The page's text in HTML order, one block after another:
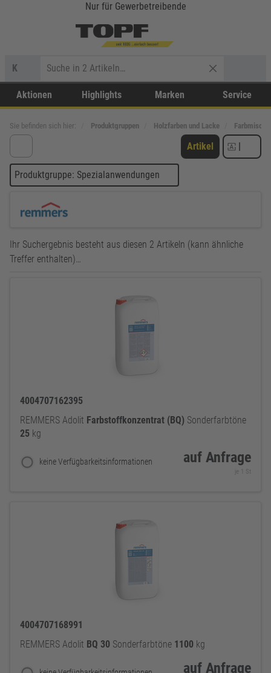
Nur für Gewerbetreibende
K
Aktionen Highlights Marken Service
Sie befinden sich hier: Produktgruppen Holzfarben und Lacke
Artikel |
Produktgruppe: Spezialanwendungen
Ihr Suchergebnis besteht aus diesen 2 Artikeln (kann ähnliche
Treffer enthalten)…
4004707162395
REMMERS Adolit Farbstoffkonzentrat (BQ) Sonderfarbtöne
25 kg
keine Verfügbarkeitsinformationen auf Anfrage
je 1 St
4004707168991
REMMERS Adolit BQ 30 Sonderfarbtöne 1100 kg
auf Anfrage